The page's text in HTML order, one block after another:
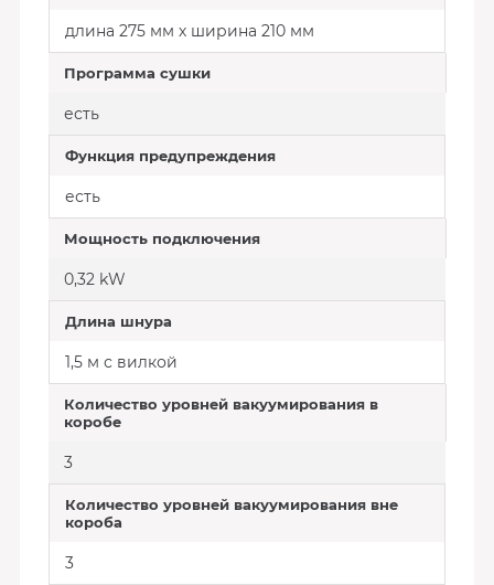
длина 275 мм х ширина 210 мм
Программа сушки
есть
Функция предупреждения
есть
Мощность подключения
0,32 kW
Длина шнура
1,5 м с вилкой
Количество уровней вакуумирования в
коробе
3
Количество уровней вакуумирования вне
короба
3